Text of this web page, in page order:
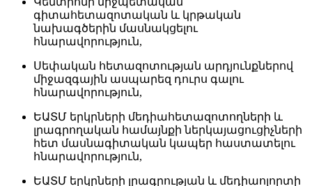
գիտահետազոտական և ​​կրթական ​​
նախագծերին մասնակցելու
հնարավորություն,
Սեփական հետազոտության արդյունքներով
միջազգային ասպարեզ դուրս գալու
հնարավորություն,
ԵԱՏՄ երկրների մեդիահետազոտողների և
լրագրողական համայնքի ներկայացուցիչների
հետ մասնագիտական ​​կապեր հաստատելու
հնարավորություն,
ԵԱՏՄ երկրների լրագրության և մեդիաոլորտի